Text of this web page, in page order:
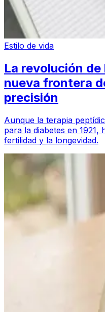
Estilo de vida
La revolución
nueva frontera
precisión
Aunque la terapia
para la diabetes en
fertilidad y la longevidad.